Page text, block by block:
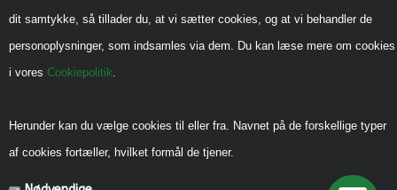
dit samtykke, så tillader du, at vi sætter cookies, og at vi behandler de
personoplysninger, som indsamles via dem. Du kan læse mere om cookies
i vores Cookiepolitik.
Herunder kan du vælge cookies til eller fra. Navnet på de forskellige typer
af cookies fortæller, hvilket formål de tjener.
Cookiepolitik
Privatlivspolitik
Reklamebeskyttet (CVR)